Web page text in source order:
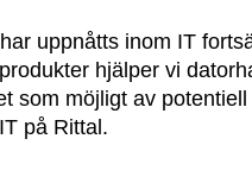
uppnåtts inom IT
hjälper vi
som möjligt av
på Rittal.